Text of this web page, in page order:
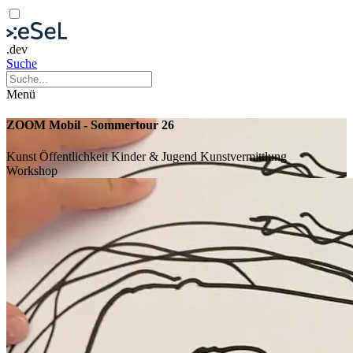
.dev
Suche
Menü
ZOOM Mobil - Sommertour 26
Kunst ÖffentlichkeitKinder & Jugend Kunstvermittlung
Workshop